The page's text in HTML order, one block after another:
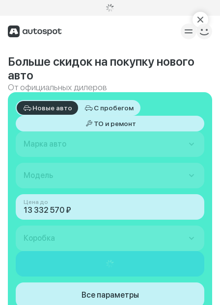
Больше скидок на покупку нового
авто
От официальных дилеров
Новые авто
С пробегом
ТО и ремонт
Марка авто
Модель
Цена до
Коробка
Все параметры